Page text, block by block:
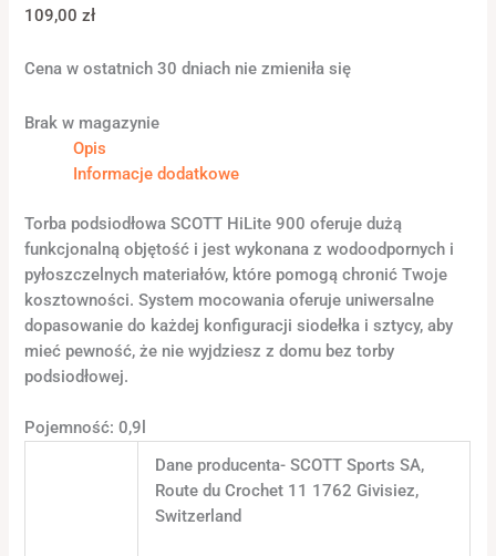
109,00zł
Cena w ostatnich 30 dniach nie zmieniła się
Brak w magazynie
Opis
Informacje dodatkowe
Torba podsiodłowa SCOTT HiLite 900 oferuje dużą
funkcjonalną objętość i jest wykonana z wodoodpornych i
pyłoszczelnych materiałów, które pomogą chronić Twoje
kosztowności. System mocowania oferuje uniwersalne
dopasowanie do każdej konfiguracji siodełka i sztycy, aby
mieć pewność, że nie wyjdziesz z domu bez torby
podsiodłowej.
Pojemność: 0,9l
Dane producenta- SCOTT Sports SA,
Route du Crochet 11 1762 Givisiez,
Switzerland